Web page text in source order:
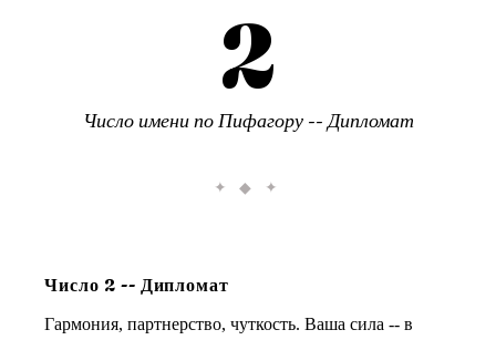
2
Число имени по Пифагору -- Дипломат
✦ ◆ ✦
Число 2 -- Дипломат
Гармония, партнерство, чуткость. Ваша сила -- в